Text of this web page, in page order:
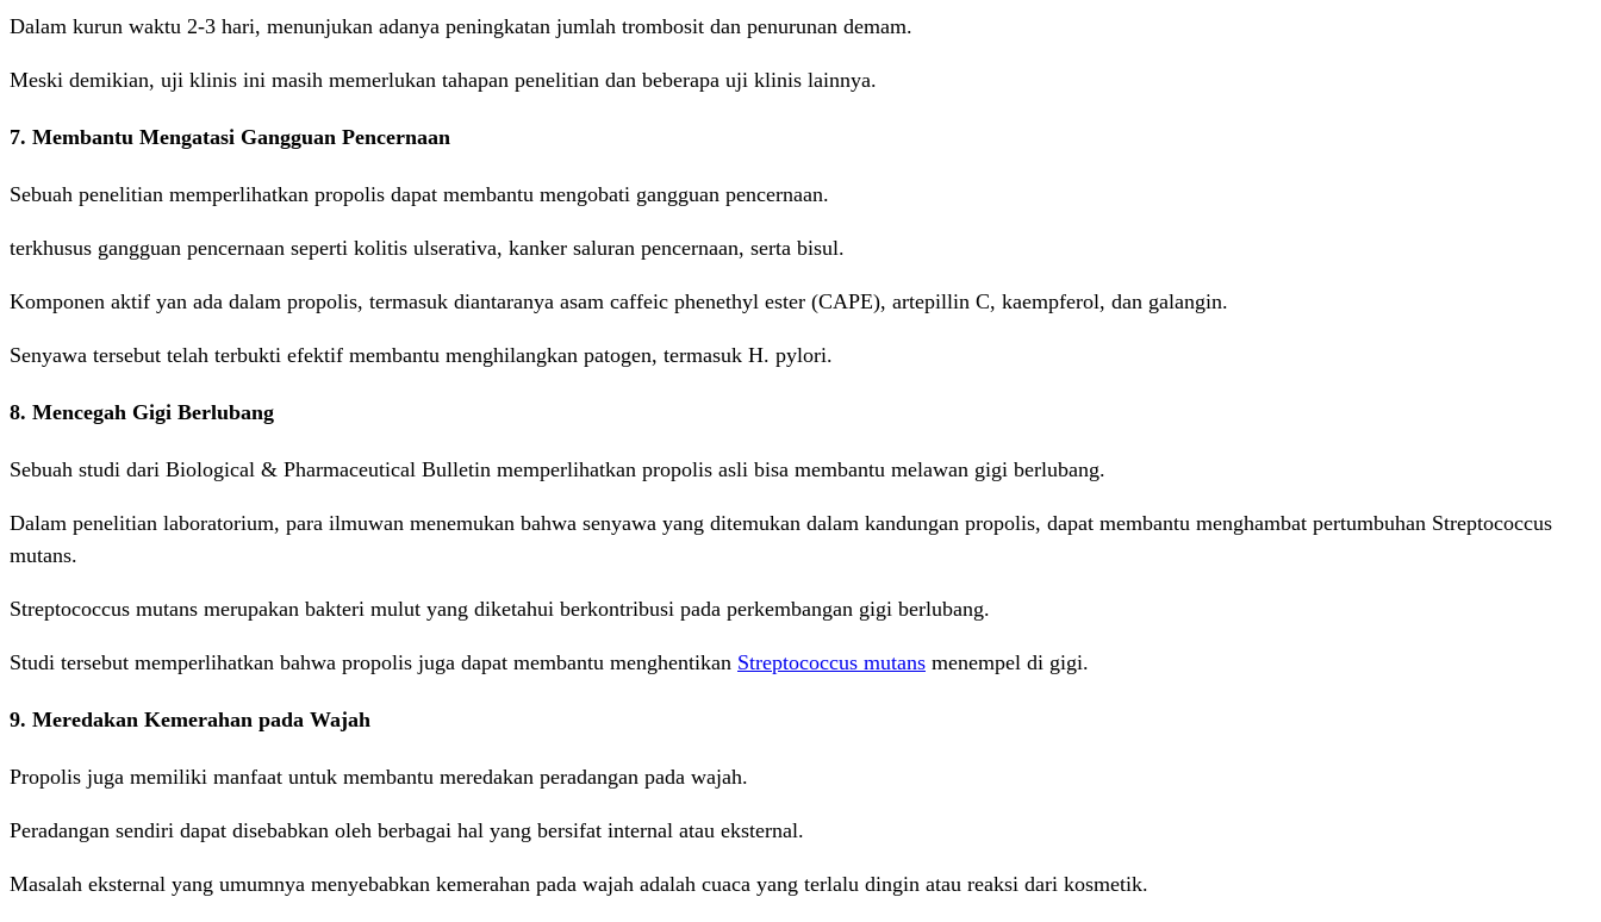
Dalam kurun waktu 2-3 hari, menunjukan adanya peningkatan jumlah trombosit dan penurunan demam.
Meski demikian, uji klinis ini masih memerlukan tahapan penelitian dan beberapa uji klinis lainnya.
7. Membantu Mengatasi Gangguan Pencernaan
Sebuah penelitian memperlihatkan propolis dapat membantu mengobati gangguan pencernaan.
terkhusus gangguan pencernaan seperti kolitis ulserativa, kanker saluran pencernaan, serta bisul.
Komponen aktif yan ada dalam propolis, termasuk diantaranya asam caffeic phenethyl ester (CAPE), artepillin C, kaempferol, dan galangin.
Senyawa tersebut telah terbukti efektif membantu menghilangkan patogen, termasuk H. pylori.
8. Mencegah Gigi Berlubang
Sebuah studi dari Biological & Pharmaceutical Bulletin memperlihatkan propolis asli bisa membantu melawan gigi berlubang.
Dalam penelitian laboratorium, para ilmuwan menemukan bahwa senyawa yang ditemukan dalam kandungan propolis, dapat membantu menghambat pertumbuhan Streptococcus
mutans.
Streptococcus mutans merupakan bakteri mulut yang diketahui berkontribusi pada perkembangan gigi berlubang.
Studi tersebut memperlihatkan bahwa propolis juga dapat membantu menghentikan Streptococcus mutans menempel di gigi.
9. Meredakan Kemerahan pada Wajah
Propolis juga memiliki manfaat untuk membantu meredakan peradangan pada wajah.
Peradangan sendiri dapat disebabkan oleh berbagai hal yang bersifat internal atau eksternal.
Masalah eksternal yang umumnya menyebabkan kemerahan pada wajah adalah cuaca yang terlalu dingin atau reaksi dari kosmetik.